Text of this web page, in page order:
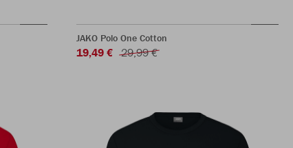
JAKO Polo One Cotton
19,49 € 29,99 €